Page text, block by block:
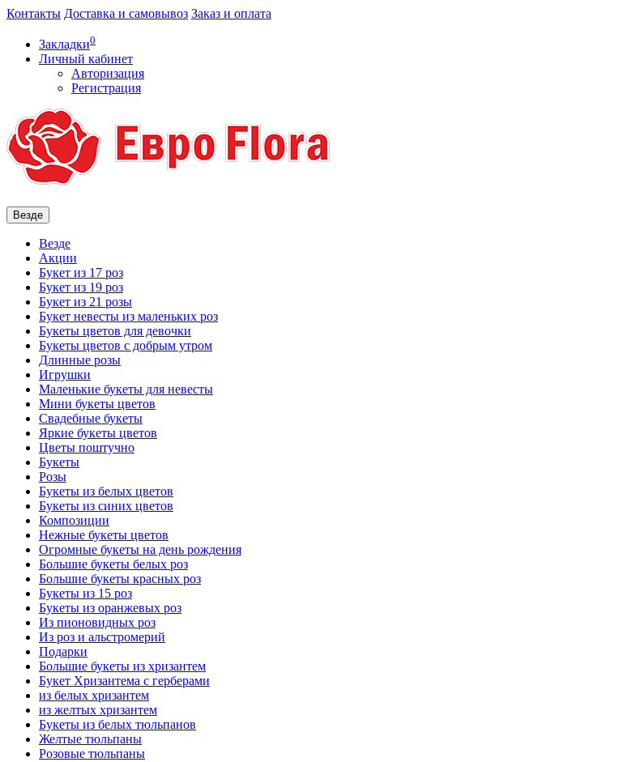
Контакты Доставка и самовывоз Заказ и оплата
Закладки0
Личный кабинет
Авторизация
Регистрация
Везде
Везде
Акции
Букет из 17 роз
Букет из 19 роз
Букет из 21 розы
Букет невесты из маленьких роз
Букеты цветов для девочки
Букеты цветов с добрым утром
Длинные розы
Игрушки
Маленькие букеты для невесты
Мини букеты цветов
Свадебные букеты
Яркие букеты цветов
Цветы поштучно
Букеты
Розы
Букеты из белых цветов
Букеты из синих цветов
Композиции
Нежные букеты цветов
Огромные букеты на день рождения
Большие букеты белых роз
Большие букеты красных роз
Букеты из 15 роз
Букеты из оранжевых роз
Из пионовидных роз
Из роз и альстромерий
Подарки
Большие букеты из хризантем
Букет Хризантема с герберами
из белых хризантем
из желтых хризантем
Букеты из белых тюльпанов
Желтые тюльпаны
Розовые тюльпаны